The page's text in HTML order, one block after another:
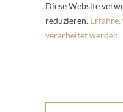
Diese Website
reduzieren.
verarbeitet werden.